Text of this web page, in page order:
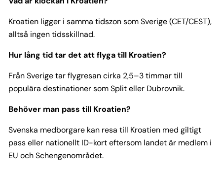
Kroatien ligger i samma tidszon som Sverige (CET/CEST),
alltså ingen tidsskillnad.
Hur lång tid tar det att flyga till Kroatien?
Från Sverige tar flygresan cirka 2,5–3 timmar till
populära destinationer som Split eller Dubrovnik.
Behöver man pass till Kroatien?
Svenska medborgare kan resa till Kroatien med giltigt
pass eller nationellt ID-kort eftersom landet är medlem i
EU och Schengenområdet.